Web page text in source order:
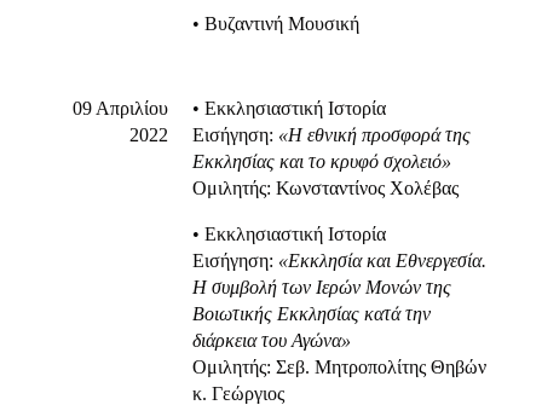
• Βυζαντινή Μουσική
09 Απριλίου
2022
• Εκκλησιαστική Ιστορία
Εισήγηση: «Η εθνική προσφορά της
Εκκλησίας και το κρυφό σχολειό»
Ομιλητής: Κωνσταντίνος Χολέβας
• Εκκλησιαστική Ιστορία
Εισήγηση: «Εκκλησία και Εθνεργεσία.
Η συμβολή των Ιερών Μονών της
Βοιωτικής Εκκλησίας κατά την
διάρκεια του Αγώνα»
Ομιλητής: Σεβ. Μητροπολίτης Θηβών
κ. Γεώργιος